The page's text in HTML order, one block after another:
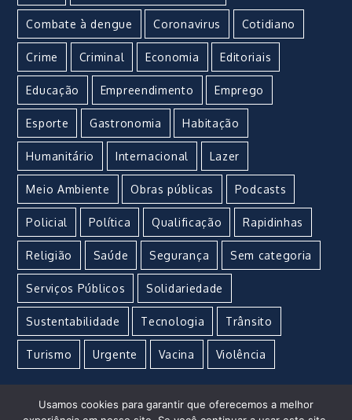
Combate à dengue Coronavirus Cotidiano
Crime Criminal Economia Editoriais
Educação Empreendimento Emprego
Esporte Gastronomia Habitação
Humanitário Internacional Lazer
Meio Ambiente Obras públicas Podcasts
Policial Política Qualificação Rapidinhas
Religião Saúde Segurança Sem categoria
Serviços Públicos Solidariedade
Sustentabilidade Tecnologia Trânsito
Turismo Urgente Vacina Violência
Usamos cookies para garantir que oferecemos a melhor